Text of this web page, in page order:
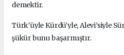
demektir.
Türk’üyle Kürdü’yle, Alevi’siyle
şükür bunu başarmıştır.